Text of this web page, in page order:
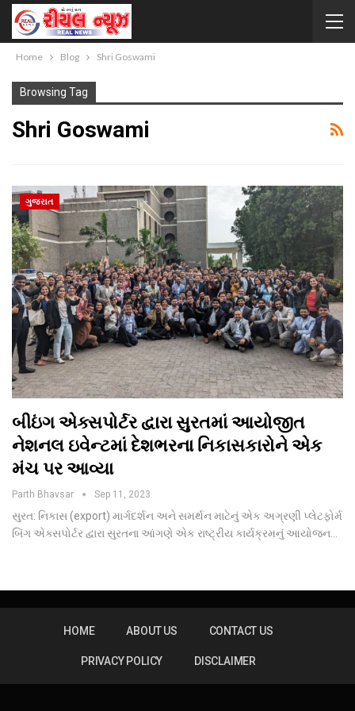
Home Blog Shri Goswami
Browsing Tag
Shri Goswami
ગુજરાત
બીઇંગ એક્સપોર્ટર દ્વારા સુરતમાં આયોજીત
નેશનલ ઇવેન્ટમાં દેશભરના નિકાસકારોને એક
મંચ પર આવ્યા
Parth Bhavsar Sep 11, 2023
સુરત: નિકાસ (export) માર્ગદર્શન અને સમર્થન માટેનું એક અગ્રણી પ્લેટફોર્મ
બિંગ એક્સપોર્ટર દ્વારા સુરતના આંગણે એક રાષ્ટ્રીય કાર્યક્રમનું આયોજન…
HOME ABOUT US CONTACT US
PRIVACY POLICY DISCLAIMER